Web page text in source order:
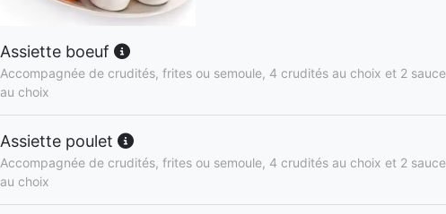
Assiette boeuf
Accompagnée de crudités, frites ou semoule, 4 crudités au choix et 2
au choix
Assiette poulet
Accompagnée de crudités, frites ou semoule, 4 crudités au choix et 2
au choix